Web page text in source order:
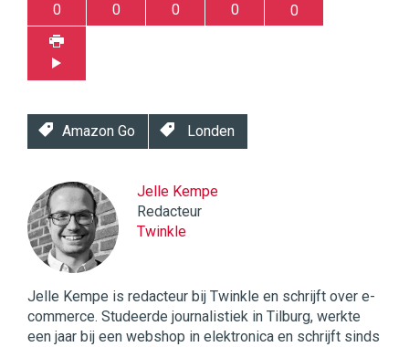
0 0 0 0 0
Amazon Go Londen
Jelle Kempe
Redacteur
Twinkle
Jelle Kempe is redacteur bij Twinkle en schrijft over e-
commerce. Studeerde journalistiek in Tilburg, werkte
een jaar bij een webshop in elektronica en schrijft sinds